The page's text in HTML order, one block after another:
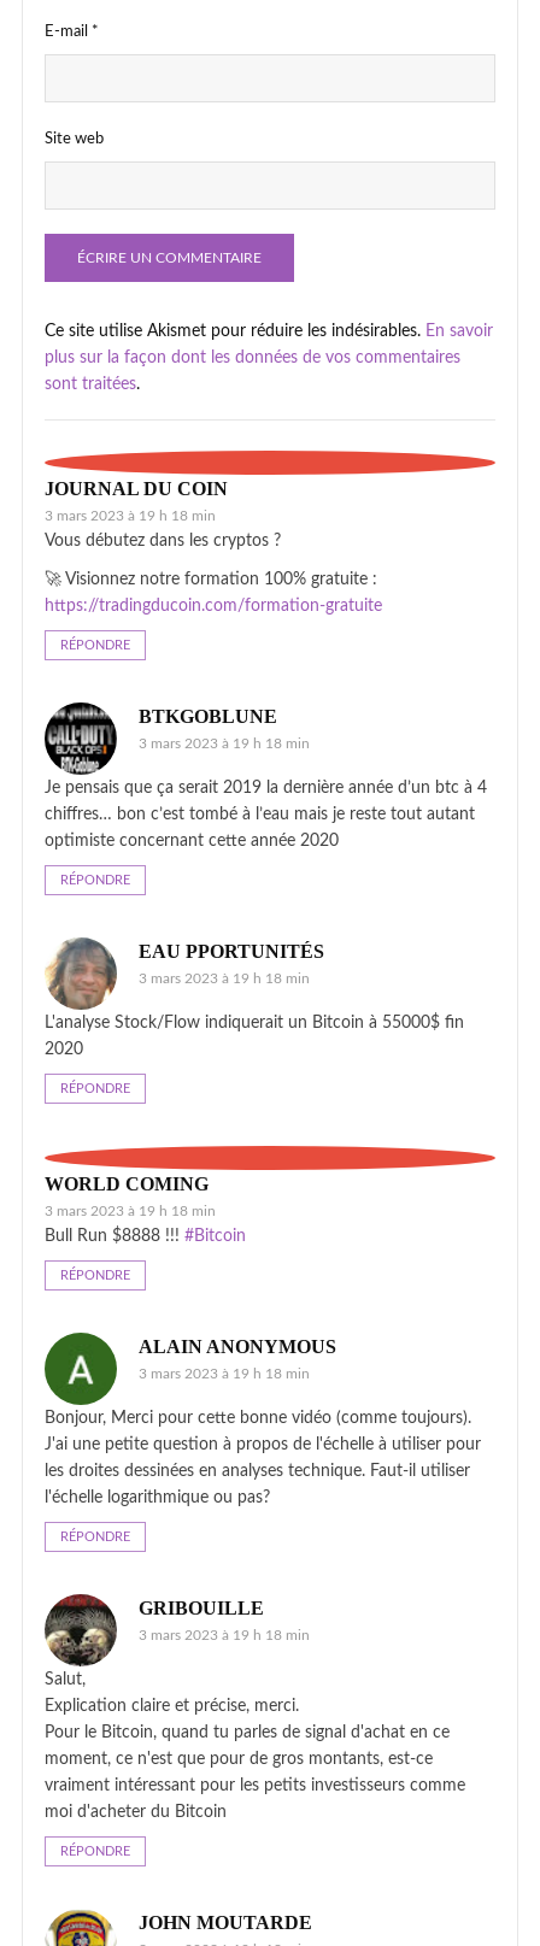
E-mail *
Site web
Ce site utilise Akismet pour réduire les indésirables. En savoir
plus sur la façon dont les données de vos commentaires
sont traitées.
JOURNAL DU COIN
3 mars 2023 à 19 h 18 min
Vous débutez dans les cryptos ?
🚀 Visionnez notre formation 100% gratuite :
https://tradingducoin.com/formation-gratuite
RÉPONDRE
BTKGOBLUNE
3 mars 2023 à 19 h 18 min
Je pensais que ça serait 2019 la dernière année d’un btc à 4
chiffres… bon c’est tombé à l’eau mais je reste tout autant
optimiste concernant cette année 2020
RÉPONDRE
EAU PPORTUNITÉS
3 mars 2023 à 19 h 18 min
L'analyse Stock/Flow indiquerait un Bitcoin à 55000$ fin
2020
RÉPONDRE
WORLD COMING
3 mars 2023 à 19 h 18 min
Bull Run $8888 !!! #Bitcoin
RÉPONDRE
ALAIN ANONYMOUS
3 mars 2023 à 19 h 18 min
Bonjour, Merci pour cette bonne vidéo (comme toujours).
J'ai une petite question à propos de l'échelle à utiliser pour
les droites dessinées en analyses technique. Faut-il utiliser
l'échelle logarithmique ou pas?
RÉPONDRE
GRIBOUILLE
3 mars 2023 à 19 h 18 min
Salut,
Explication claire et précise, merci.
Pour le Bitcoin, quand tu parles de signal d'achat en ce
moment, ce n'est que pour de gros montants, est-ce
vraiment intéressant pour les petits investisseurs comme
moi d'acheter du Bitcoin
RÉPONDRE
JOHN MOUTARDE